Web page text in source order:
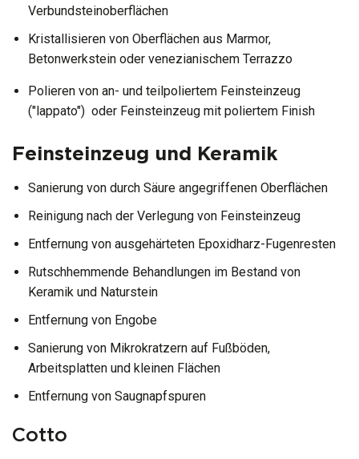
Verbundsteinoberflächen
Kristallisieren von Oberflächen aus Marmor,
Betonwerkstein oder venezianischem Terrazzo
Polieren von an- und teilpoliertem Feinsteinzeug
("lappato") oder Feinsteinzeug mit poliertem Finish
Feinsteinzeug und Keramik​
Sanierung von durch Säure angegriffenen Oberflächen
Reinigung nach der Verlegung von Feinsteinzeug
Entfernung von ausgehärteten Epoxidharz-Fugenresten
Rutschhemmende Behandlungen im Bestand von
Keramik und Naturstein
Entfernung von Engobe
Sanierung von Mikrokratzern auf Fußböden,
Arbeitsplatten und kleinen Flächen
Entfernung von Saugnapfspuren
Cotto